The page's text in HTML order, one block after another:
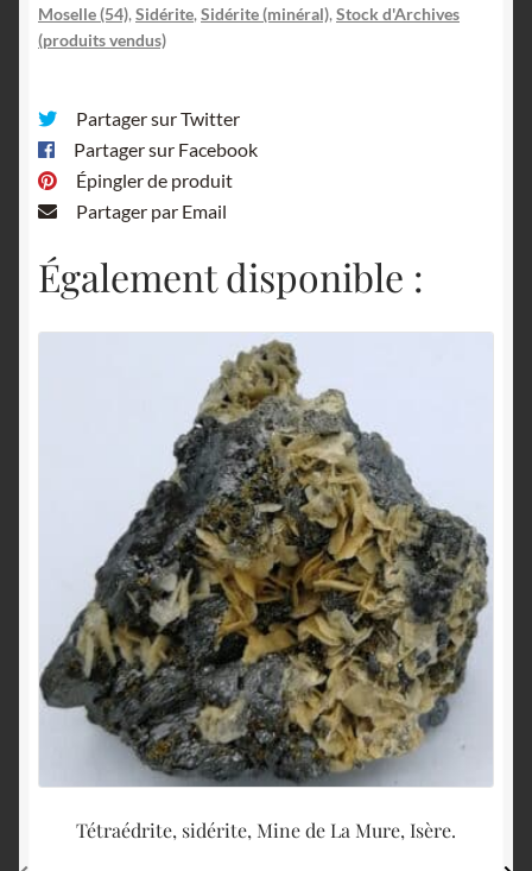
Moselle (54), Sidérite, Sidérite (minéral), Stock d'Archives
(produits vendus)
Partager sur Twitter
Partager sur Facebook
Épingler de produit
Partager par Email
Également disponible :
Tétraédrite, sidérite, Mine de La Mure, Isère.